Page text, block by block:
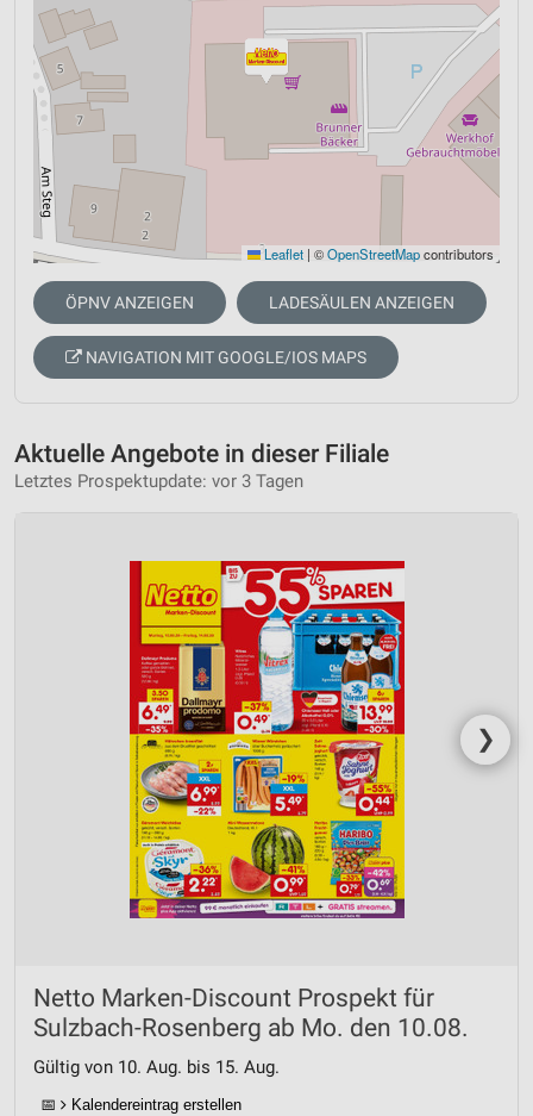
Leaflet | ©OpenStreetMapcontributors
ÖPNV ANZEIGEN LADESÄULEN ANZEIGEN
NAVIGATION MIT GOOGLE/IOS MAPS
Aktuelle Angebote in dieser Filiale
Letztes Prospektupdate: vor 3 Tagen
❯
Netto Marken-Discount Prospekt für
Sulzbach-Rosenberg ab Mo. den 10.08.
Gültig von 10. Aug. bis 15. Aug.
📅 Kalendereintrag erstellen